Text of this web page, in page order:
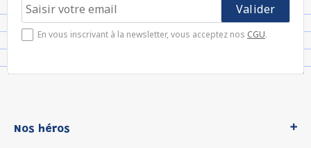
En vous inscrivant à la newsletter, vous acceptez nos CGU.
Nos héros